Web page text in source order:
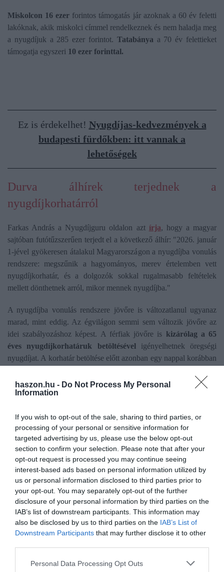
haszon.hu - Do Not Process My Personal
Information
If you wish to opt-out of the sale, sharing to third parties, or
processing of your personal or sensitive information for
targeted advertising by us, please use the below opt-out
section to confirm your selection. Please note that after your
opt-out request is processed you may continue seeing
interest-based ads based on personal information utilized by
us or personal information disclosed to third parties prior to
your opt-out. You may separately opt-out of the further
disclosure of your personal information by third parties on the
IAB’s list of downstream participants. This information may
also be disclosed by us to third parties on the IAB’s List of
Downstream Participants that may further disclose it to other
Please note that this website/app uses one or more Google
Personal Data Processing Opt Outs
Miskolcon 16 ezer forintos támogatás jár azoknak a 60 év feletti
lakóknak, akik miskolci címmel rendelkeznek és nem haladja meg
a nyugdíjuk a 285 ezer forintot. Tatabánya a 70 év felettieket
támogatja egyszeri 10 ezer forinttal.
Ez is érdekelhet! Nyugdíjas-kedvezmények a
budapesti fürdőkben: itt vannak a
lehetőségek
Durva álhírek terjednek a
nyugdíjkorhatárról
Farkas András a Nyugdíjguru oldalon azt írja, hogy a magyar
sajtóban futótűzszerűen terjedt el a következő álhír: "2026. január
1-jével gyökeresen átalakul Magyarországon a nyugdíjba vonulás
rendszere: megszűnik a hagyományos, merev értelemben vett
nyugdíjkorhatár, és a dolgozók sokkal rugalmasabb feltételek
mellett dönthetnek arról, mikor mennek nyugdíjba."
A nyugdíjba vonulás rendszere jövőre is változatlanul ugyanaz
marad, mint eddig. Az égvilágon semmi sem változik jövőre az
idei szabályozáshoz képest. A férfiak jövőre is kizárólag a 65
éves nyugdíjkorhatáruk betöltésével igényelhetnek öregségi
nyugdíjat. A korhatár betöltése előtt azonban egy nappal korábban
nyugdíjkorhatár, a férfiaknak maradt mereven 65 év.
Olvasd el ezt is!
Százból négyen költöttek lakáscélra a nyugdíj-
megtakarításukból
Egyre nagyobb a nyugdíjpara Magyarországon
Ezek a világ legjobb helyei nyugdíjasoknak
nyugdíj nyugdíjas karácsony önkormányzat